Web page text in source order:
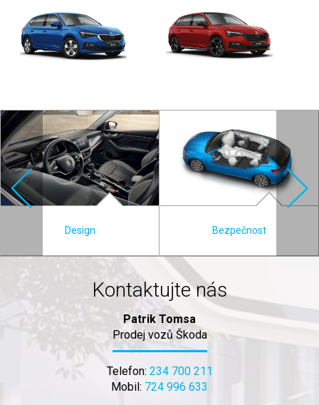
Design Bezpečnost
Kontaktujte nás
Patrik Tomsa
Prodej vozů Škoda
Telefon: 234 700 211
Mobil: 724 996 633